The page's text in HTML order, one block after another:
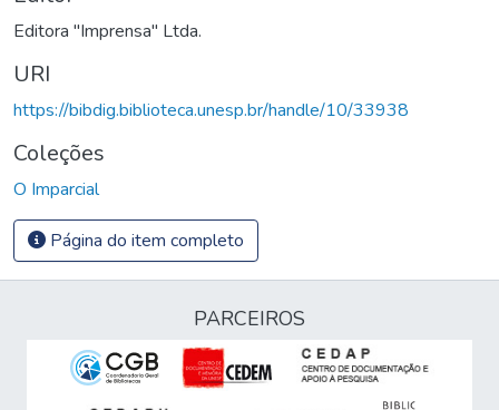
Editora "Imprensa" Ltda.
URI
https://bibdig.biblioteca.unesp.br/handle/10/33938
Coleções
O Imparcial
Página do item completo
PARCEIROS